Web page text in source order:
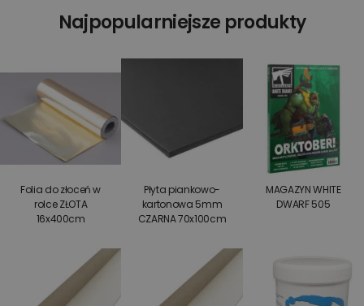
Najpopularniejsze produkty
Folia do złoceń w
rolce ZŁOTA
16x400cm
Płyta piankowo-
kartonowa 5mm
CZARNA 70x100cm
MAGAZYN WHITE
DWARF 505